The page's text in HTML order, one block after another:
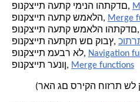
פונקציית העתק ימינה והתקדם,
פונקציית העתק שמאלה, Merge
פונקציית העתק שמאלה והתקדם,
פונקציית העתקת שם קובץ,
פונקציית מעבר אל, Navigation
פונקציית רענון, Merge functions
סריקה חוזרת של קבצים)